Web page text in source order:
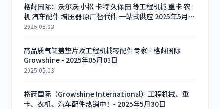
格莳国际：沃尔沃 小松 卡特 久保田 等工程机械 重卡 农
机 汽车配件 增压器 原厂替代件 一站式供应 2025年5月2
日
2025.05.03
高品质气缸盖垫片及工程机械零配件专家 - 格莳国际
Growshine - 2025年05月03日
2025.05.03
格莳国际（Growshine International）工程机械、重
卡、农机、汽车配件热销中！- 2025年5月30日